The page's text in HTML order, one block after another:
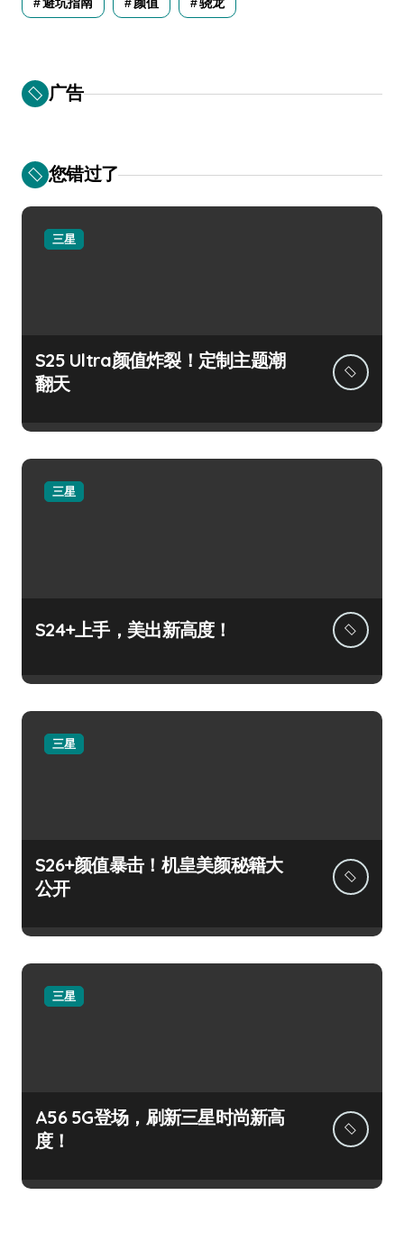
广告
您错过了
三星
S25 Ultra颜值炸裂！定制主题潮
翻天
三星
S24+上手，美出新高度！
三星
S26+颜值暴击！机皇美颜秘籍大
公开
三星
A56 5G登场，刷新三星时尚新高
度！